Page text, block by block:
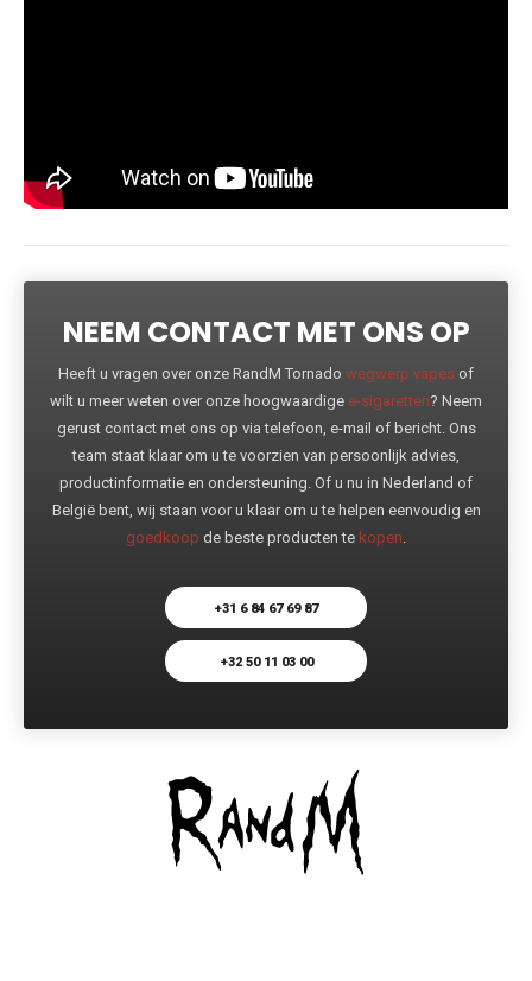
NEEM CONTACT MET ONS OP
Heeft u vragen over onze RandM Tornado wegwerp vapes of
wilt u meer weten over onze hoogwaardige e-sigaretten? Neem
gerust contact met ons op via telefoon, e-mail of bericht. Ons
team staat klaar om u te voorzien van persoonlijk advies,
productinformatie en ondersteuning. Of u nu in Nederland of
België bent, wij staan voor u klaar om u te helpen eenvoudig en
goedkoop de beste producten te kopen.
+31 6 84 67 69 87
+32 50 11 03 00